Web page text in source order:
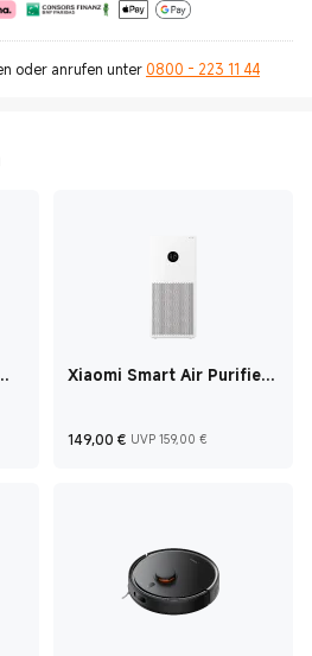
oder anrufen unter 0800 - 223 11 44
Xiaomi Smart Air Purifier
149,00 € Current Price €149
UVP 159,00 €